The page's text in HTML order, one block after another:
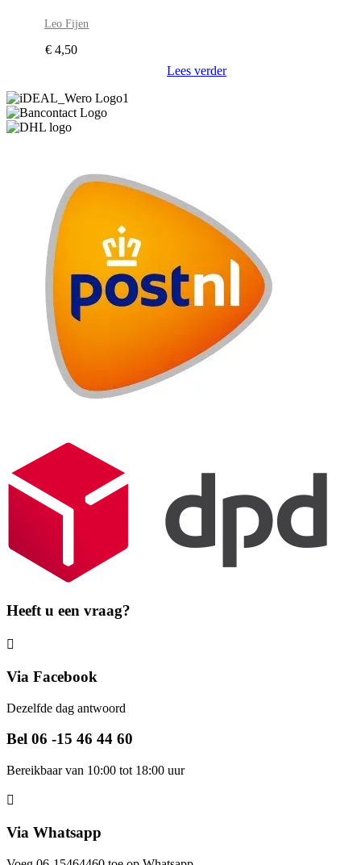
Leo Fijen
€ 4,50
Lees verder
Heeft u een vraag?
Via Facebook
Dezelfde dag antwoord
Bel 06 -15 46 44 60
Bereikbaar van 10:00 tot 18:00 uur
Via Whatsapp